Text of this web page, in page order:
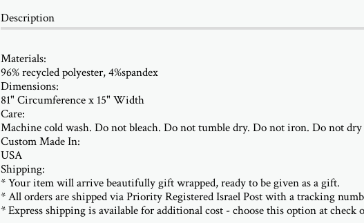
Description
Materials:
96% recycled polyester, 4%spandex
Dimensions:
81" Circumference x 15" Width
Care:
Machine cold wash. Do not bleach. Do not tumble dry. Do not iron. Do not
Custom Made In:
USA
Shipping:
* Your item will arrive beautifully gift wrapped, ready to be given as a gift.
* All orders are shipped via Priority Registered Israel Post with a tracking
* Express shipping is available for additional cost - choose this option at check